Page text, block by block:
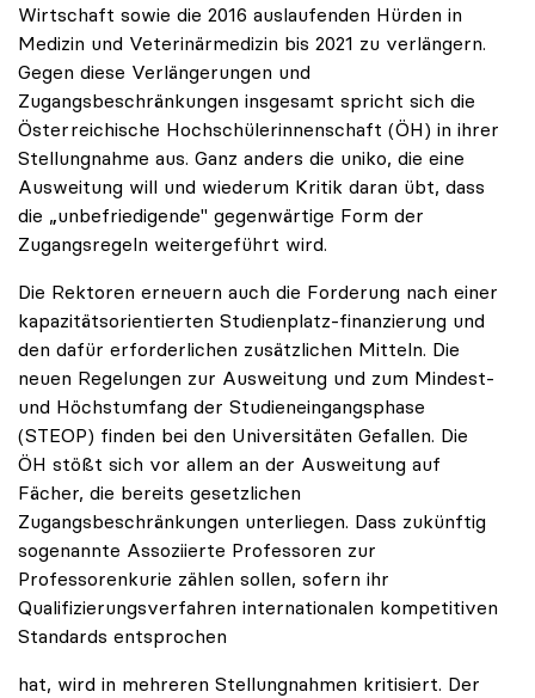
Wirtschaft sowie die 2016 auslaufenden Hürden in
Medizin und Veterinärmedizin bis 2021 zu verlängern.
Gegen diese Verlängerungen und
Zugangsbeschränkungen insgesamt spricht sich die
Österreichische Hochschülerinnenschaft (ÖH) in ihrer
Stellungnahme aus. Ganz anders die uniko, die eine
Ausweitung will und wiederum Kritik daran übt, dass
die „unbefriedigende" gegenwärtige Form der
Zugangsregeln weitergeführt wird.
Die Rektoren erneuern auch die Forderung nach einer
kapazitätsorientierten Studienplatz-finanzierung und
den dafür erforderlichen zusätzlichen Mitteln. Die
neuen Regelungen zur Ausweitung und zum Mindest-
und Höchstumfang der Studieneingangsphase
(STEOP) finden bei den Universitäten Gefallen. Die
ÖH stößt sich vor allem an der Ausweitung auf
Fächer, die bereits gesetzlichen
Zugangsbeschränkungen unterliegen. Dass zukünftig
sogenannte Assoziierte Professoren zur
Professorenkurie zählen sollen, sofern ihr
Qualifizierungsverfahren internationalen kompetitiven
Standards entsprochen
hat, wird in mehreren Stellungnahmen kritisiert. Der